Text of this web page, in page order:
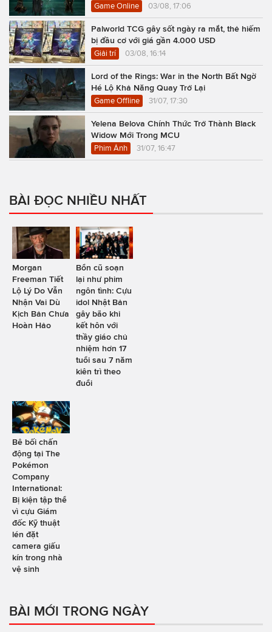
Game Online 03/08, 17:06
Palworld TCG gây sốt ngày ra mắt, thẻ hiếm
bị đầu cơ với giá gần 4.000 USD
Giải trí 03/08, 16:14
Lord of the Rings: War in the North Bất Ngờ
Hé Lộ Khả Năng Quay Trở Lại
Game Offline 31/07, 17:30
Yelena Belova Chính Thức Trở Thành Black
Widow Mới Trong MCU
Phim Ảnh 31/07, 16:47
BÀI ĐỌC NHIỀU NHẤT
Morgan
Freeman Tiết
Lộ Lý Do Vẫn
Nhận Vai Dù
Kịch Bản Chưa
Hoàn Hảo
Bổn cũ soạn
lại như phim
ngôn tình: Cựu
idol Nhật Bản
gây bão khi
kết hôn với
thầy giáo chủ
nhiệm hơn 17
tuổi sau 7 năm
kiên trì theo
đuổi
Bê bối chấn
động tại The
Pokémon
Company
International:
Bị kiện tập thể
vì cựu Giám
đốc Kỹ thuật
lén đặt
camera giấu
kín trong nhà
vệ sinh
BÀI MỚI TRONG NGÀY